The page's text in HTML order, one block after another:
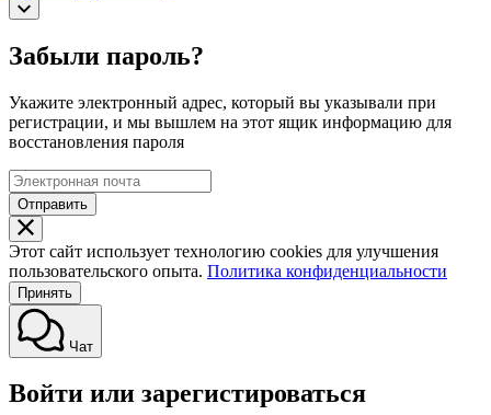
Забыли пароль?
Укажите электронный адрес, который вы указывали при
регистрации, и мы вышлем на этот ящик информацию для
восстановления пароля
Отправить
Этот сайт использует технологию cookies для улучшения
пользовательского опыта. Политика конфиденциальности
Принять
Чат
Войти или зарегистироваться